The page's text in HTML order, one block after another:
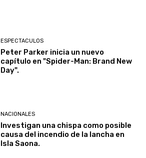
ESPECTACULOS
Peter Parker inicia un nuevo
capítulo en "Spider-Man: Brand New
Day".
NACIONALES
Investigan una chispa como posible
causa del incendio de la lancha en
Isla Saona.